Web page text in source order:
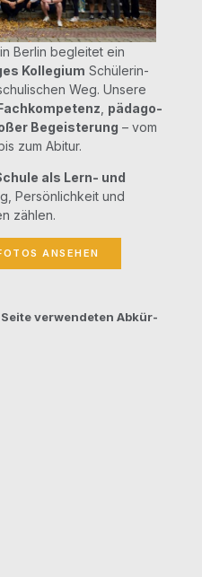
Ber­lin beglei­tet ein
Kol­le­gi­um Schü­le­rin­
Weg. Unse­re
päd­ago­
Begeis­te­rung – vom
zum Abitur.
als Lern- und
Per­sön­lich­keit und
zählen.
ANSEHEN
ver­wen­de­ten Abkür­